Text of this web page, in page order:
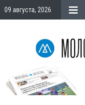
09 августа, 2026